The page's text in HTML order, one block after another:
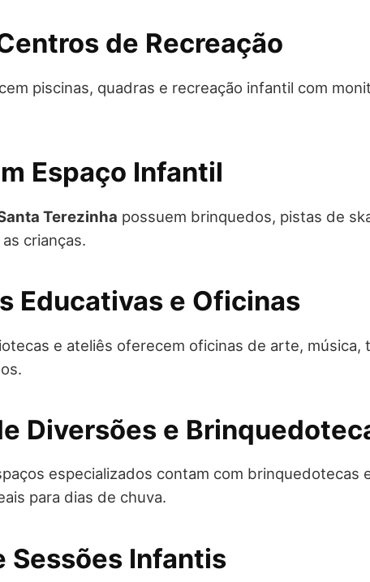
de Recreação
piscinas, quadras e recreação infantil com
Espaço Infantil
Terezinha possuem brinquedos, pistas de
crianças.
Educativas e Oficinas
e ateliês oferecem oficinas de arte, música,
Diversões e
especializados contam com brinquedotecas
para dias de chuva.
Sessões Infantis